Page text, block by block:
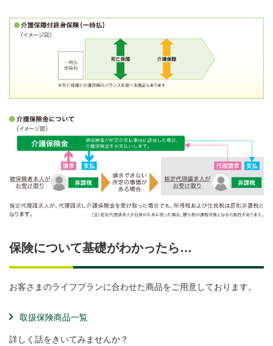
保険について基礎がわかったら…
お客さまのライフプランに合わせた商品をご用意しております。
取扱保険商品一覧
詳しく話をきいてみませんか？